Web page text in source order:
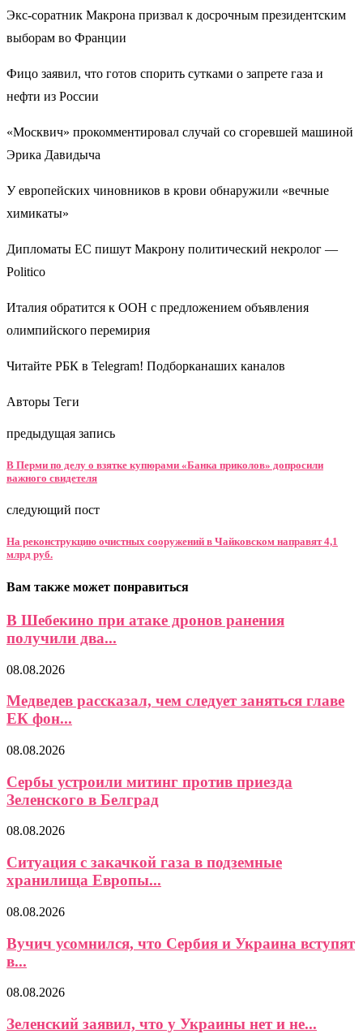
Экс-соратник Макрона призвал к досрочным президентским
выборам во Франции
Фицо заявил, что готов спорить сутками о запрете газа и
нефти из России
«Москвич» прокомментировал случай со сгоревшей машиной
Эрика Давидыча
У европейских чиновников в крови обнаружили «вечные
химикаты»
Дипломаты ЕС пишут Макрону политический некролог —
Politico
Италия обратится к ООН с предложением объявления
олимпийского перемирия
Читайте РБК в Telegram! Подборканаших каналов
Авторы Теги
предыдущая запись
В Перми по делу о взятке купюрами «Банка приколов» допросили
важного свидетеля
следующий пост
На реконструкцию очистных сооружений в Чайковском направят 4,1
млрд руб.
Вам также может понравиться
В Шебекино при атаке дронов ранения
получили два...
08.08.2026
Медведев рассказал, чем следует заняться главе
ЕК фон...
08.08.2026
Сербы устроили митинг против приезда
Зеленского в Белград
08.08.2026
Ситуация с закачкой газа в подземные
хранилища Европы...
08.08.2026
Вучич усомнился, что Сербия и Украина вступят
в...
08.08.2026
Зеленский заявил, что у Украины нет и не...